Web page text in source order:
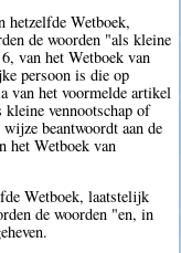
Wetboek,
de woorden "als kleine
van het Wetboek van
persoon is die op
van het voormelde artikel
vennootschap of
beantwoordt aan de
het Wetboek van
Wetboek, laatstelijk
de woorden "en, in